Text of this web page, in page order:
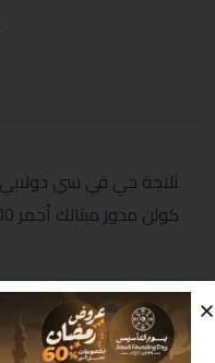
كولن مدور ميتالك أحمر 2000 وات كود 13
منتجات مشابهة